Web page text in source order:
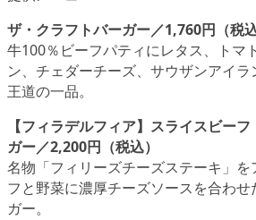
ザ・クラフトバーガー／1,760円（税込
牛100％ビーフパティにレタス、トマ
ン、チェダーチーズ、サウザンアイ
王道の一品。
【フィラデルフィア】スライスビー
ガー／2,200円（税込）
名物「フィリーズチーズステーキ」
フと野菜に濃厚チーズソースを合わ
ガー。